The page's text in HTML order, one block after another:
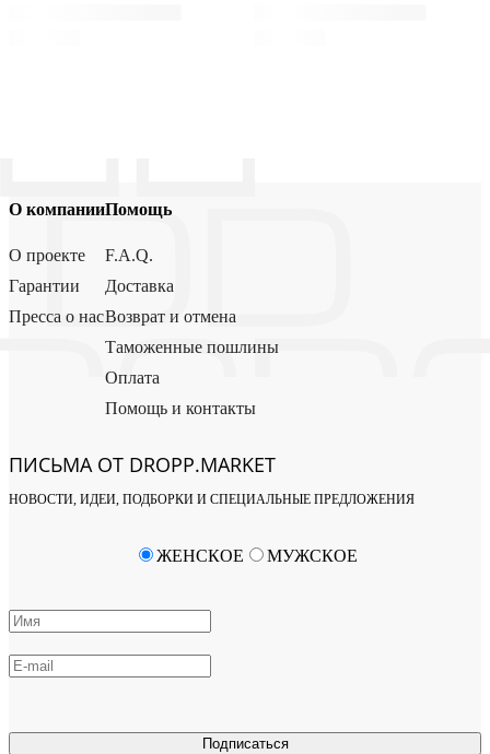
О компании
О проекте
Гарантии
Пресса о нас
Помощь
F.A.Q.
Доставка
Возврат и отмена
Таможенные пошлины
Оплата
Помощь и контакты
ПИСЬМА ОТ DROPP.MARKET
НОВОСТИ, ИДЕИ, ПОДБОРКИ И СПЕЦИАЛЬНЫЕ ПРЕДЛОЖЕНИЯ
Подписаться
ЖЕНСКОЕ МУЖСКОЕ